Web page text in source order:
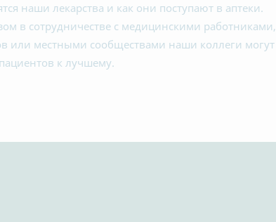
наши лекарства и как они поступают в аптеки.
в сотрудничестве с медицинскими работниками,
или местными сообществами наши коллеги могут
к лучшему.